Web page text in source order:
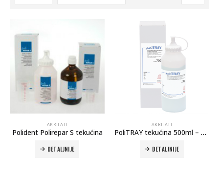
AKRILATI
Polident Polirepar S tekućina
DETALJNIJE
AKRILATI
PoliTRAY tekućina 500ml – Polident
DETALJNIJE